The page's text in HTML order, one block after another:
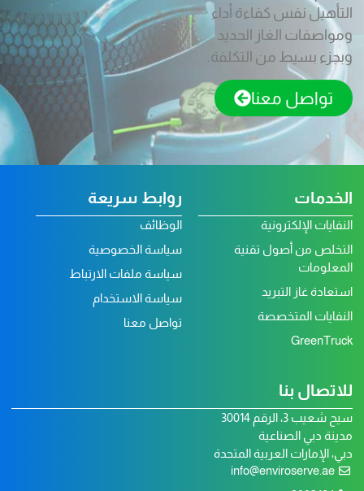
التأهيل نفس كفاءة أداء
ومواصفات الغاز الجديد
وبجزء بسيط من التكلفة.
تواصل معنا
الخدمات
النفايات الإلكترونية
التخلص من أصول تقنية
المعلومات
استعادة غاز التبريد
النفايات المتخصصة
GreenTruck
روابط سريعة
الوظائف
سياسة الخصوصية
سياسة ملفات الارتباط
سياسة الاستخدام
تواصل معنا
للاتصال بنا
سيح شعيب 3، الرقم 30014
مدينة دبي الصناعية
دبي، الإمارات العربية المتحدة
info@enviroserve.ae